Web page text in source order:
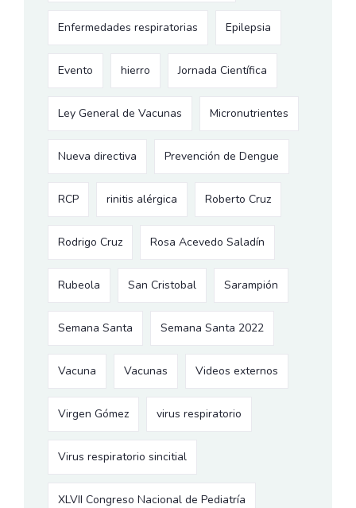
Enfermedades respiratorias Epilepsia
Evento hierro Jornada Científica
Ley General de Vacunas Micronutrientes
Nueva directiva Prevención de Dengue
RCP rinitis alérgica Roberto Cruz
Rodrigo Cruz Rosa Acevedo Saladín
Rubeola San Cristobal Sarampión
Semana Santa Semana Santa 2022
Vacuna Vacunas Videos externos
Virgen Gómez virus respiratorio
Virus respiratorio sincitial
XLVII Congreso Nacional de Pediatría